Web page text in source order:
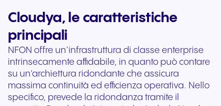
Cloudya, le caratteristiche
principali
NFON offre un’infrastruttura di classe enterprise
intrinsecamente affidabile, in quanto può contare
su un'archiettura ridondante che assicura
massima continuità ed efficienza operativa. Nello
specifico, prevede la ridondanza tramite il